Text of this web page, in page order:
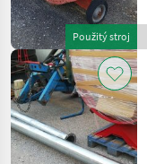
Použitý stroj